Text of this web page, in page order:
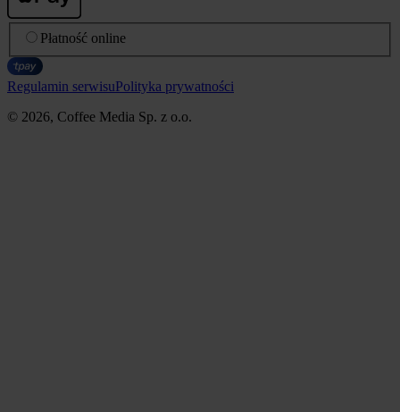
Płatność online
Regulamin serwisuPolityka prywatności
© 2026, Coffee Media Sp. z o.o.